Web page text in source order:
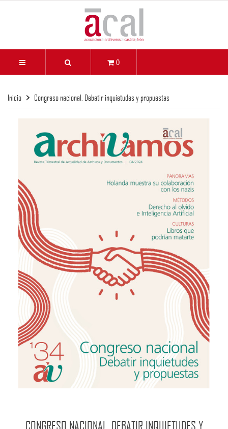
0
Inicio Congreso nacional. Debatir inquietudes y propuestas
CONGRESO NACIONAL. DEBATIR INQUIETUDES Y